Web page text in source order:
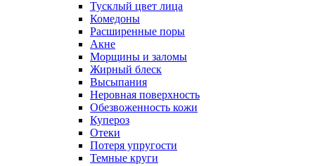
Тусклый цвет лица
Комедоны
Расширенные поры
Акне
Морщины и заломы
Жирный блеск
Высыпания
Неровная поверхность
Обезвоженность кожи
Купероз
Отеки
Потеря упругости
Темные круги